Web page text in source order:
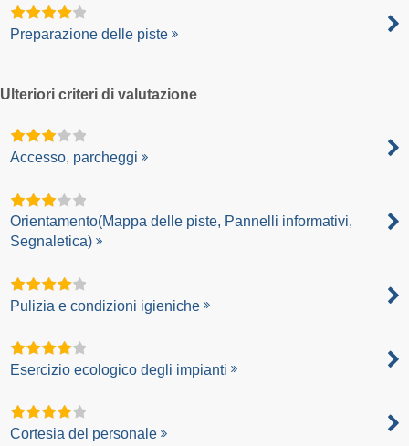
Preparazione delle piste
Ulteriori criteri di valutazione
Accesso, parcheggi
Orientamento(Mappa delle piste, Pannelli informativi,
Segnaletica)
Pulizia e condizioni igieniche
Esercizio ecologico degli impianti
Cortesia del personale